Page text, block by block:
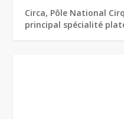
Circa, Pôle National
principal spécialité